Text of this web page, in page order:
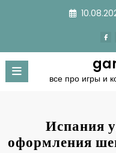
все про игры и
Испания
оформления